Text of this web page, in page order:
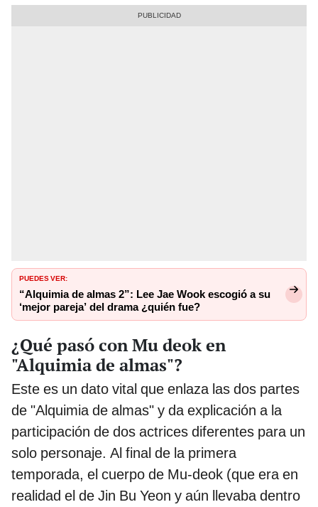
PUEDES VER:
“Alquimia de almas 2”: Lee Jae Wook escogió a su
‘mejor pareja’ del drama ¿quién fue?
¿Qué pasó con Mu deok en
"Alquimia de almas"?
Este es un dato vital que enlaza las dos partes
de "Alquimia de almas" y da explicación a la
participación de dos actrices diferentes para un
solo personaje. Al final de la primera
temporada, el cuerpo de Mu-deok (que era en
realidad el de Jin Bu Yeon y aún llevaba dentro